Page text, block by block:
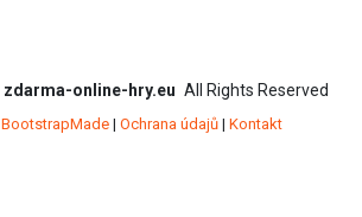
zdarma-online-hry.eu All Rights Reserved
BootstrapMade| Ochrana údajů| Kontakt